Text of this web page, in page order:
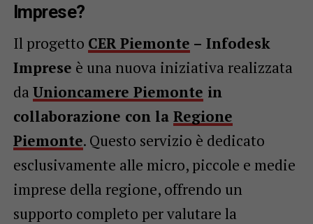
Imprese?
Il progetto CER Piemonte – Infodesk
Imprese è una nuova iniziativa realizzata
da Unioncamere Piemonte in
collaborazione con la Regione
Piemonte. Questo servizio è dedicato
esclusivamente alle micro, piccole e medie
imprese della regione, offrendo un
supporto completo per valutare la